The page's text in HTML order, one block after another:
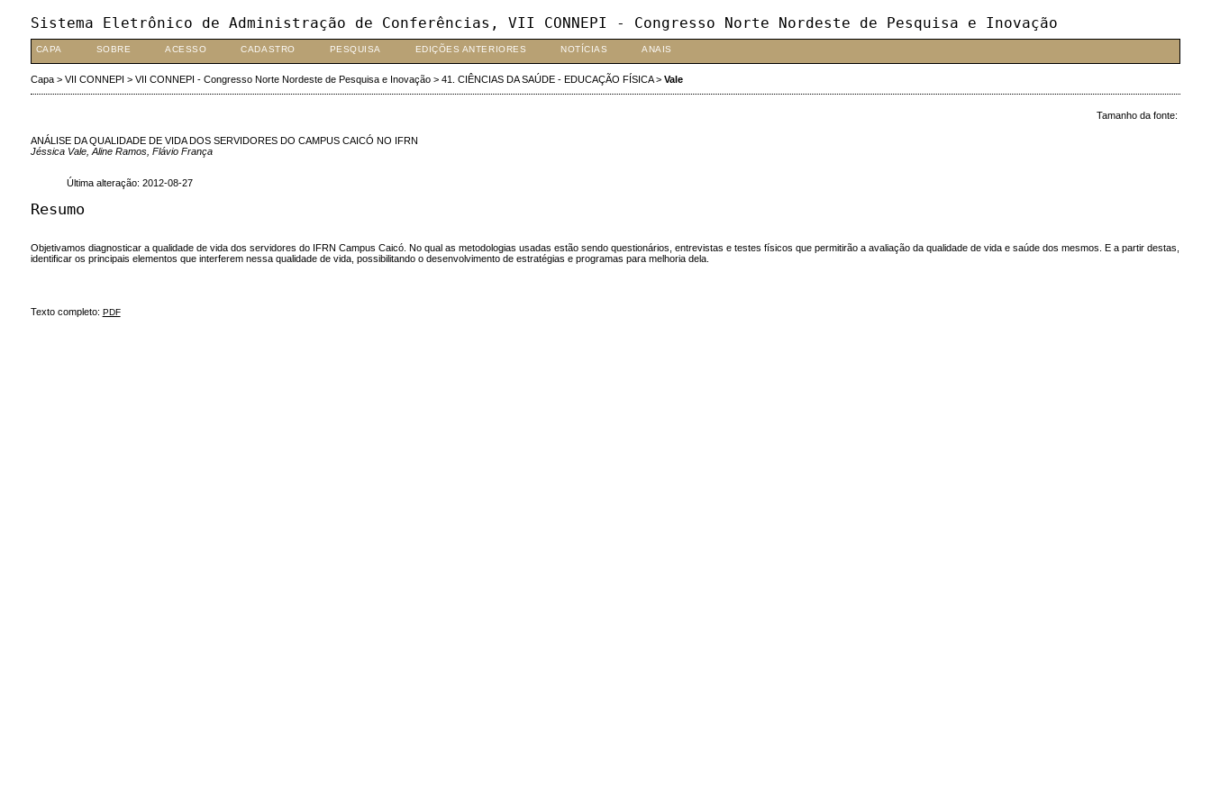
Sistema Eletrônico de Administração de Conferências, VII CONNEPI - Congresso Norte Nordeste de Pesquisa e Inovação
CAPA SOBRE ACESSO CADASTRO PESQUISA EDIÇÕES ANTERIORES NOTÍCIAS ANAIS
Capa> VII CONNEPI > VII CONNEPI - Congresso Norte Nordeste de Pesquisa e Inovação> 41. CIÊNCIAS DA SAÚDE - EDUCAÇÃO FÍSICA> Vale
Tamanho da fonte:
ANÁLISE DA QUALIDADE DE VIDA DOS SERVIDORES DO CAMPUS CAICÓ NO IFRN
Jéssica Vale, Aline Ramos, Flávio França
Última alteração: 2012-08-27
Resumo
Objetivamos diagnosticar a qualidade de vida dos servidores do IFRN Campus Caicó. No qual as metodologias usadas estão sendo questionários, entrevistas e testes físicos que permitirão a avaliação da qualidade de vida e saúde dos mesmos. E a partir destas,
identificar os principais elementos que interferem nessa qualidade de vida, possibilitando o desenvolvimento de estratégias e programas para melhoria dela.
Texto completo: PDF